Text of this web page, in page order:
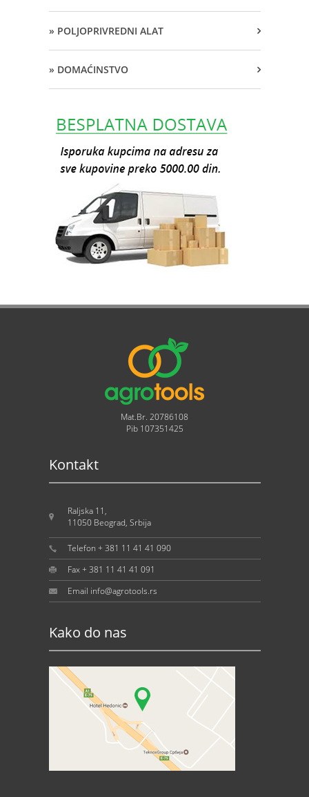
» POLJOPRIVREDNI ALAT
» DOMAĆINSTVO
Mat.Br. 20786108
Pib 107351425
Kontakt
Raljska 11,
11050 Beograd, Srbija
Telefon + 381 11 41 41 090
Fax + 381 11 41 41 091
Email info@agrotools.rs
Kako do nas